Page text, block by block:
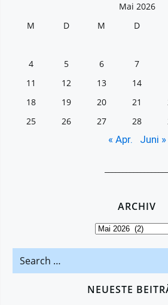
Mai 2026
M
D M D
4
5 6 7
11 12 13 14
18
19 20 21
25
26 27 28
« Apr. Juni »
ARCHIV
Archiv
Search
for:
NEUESTE